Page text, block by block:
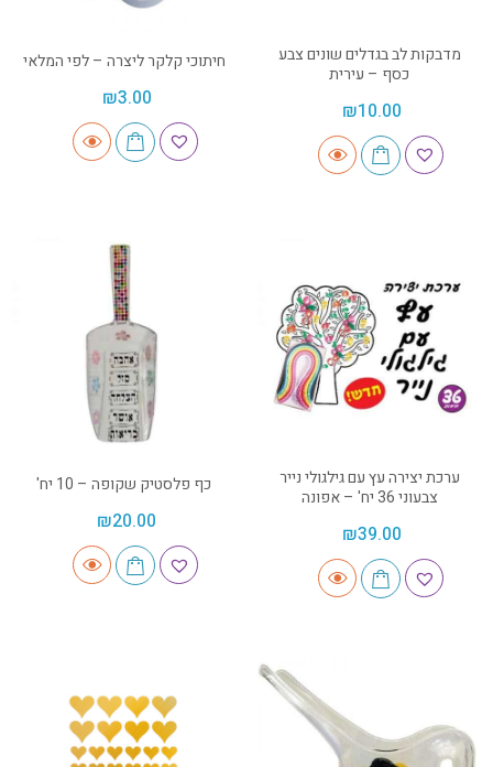
מדבקות לב בגדלים שונים צבע
כסף – עירית
₪10.00
חיתוכי קלקר ליצרה – לפי המלאי
₪3.00
ערכת יצירה עץ עם גילגולי נייר
צבעוני 36 יח' – אפונה
₪39.00
כף פלסטיק שקופה – 10 יח'
₪20.00